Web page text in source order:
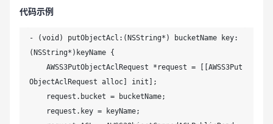
代码示例
- (void) putObjectAcl:(NSString*) bucketName key:
(NSString*)keyName {
ObjectAclRequest alloc] init];